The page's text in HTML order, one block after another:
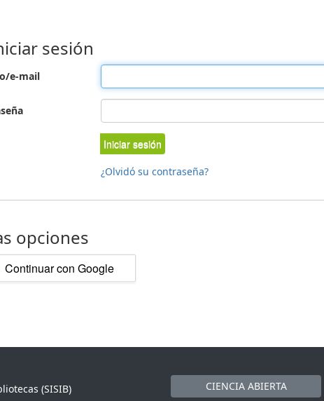
sesión
e-mail
Iniciar sesión
¿Olvidó su contraseña?
opciones
Continuar con Google
(SISIB)
CIENCIA ABIERTA